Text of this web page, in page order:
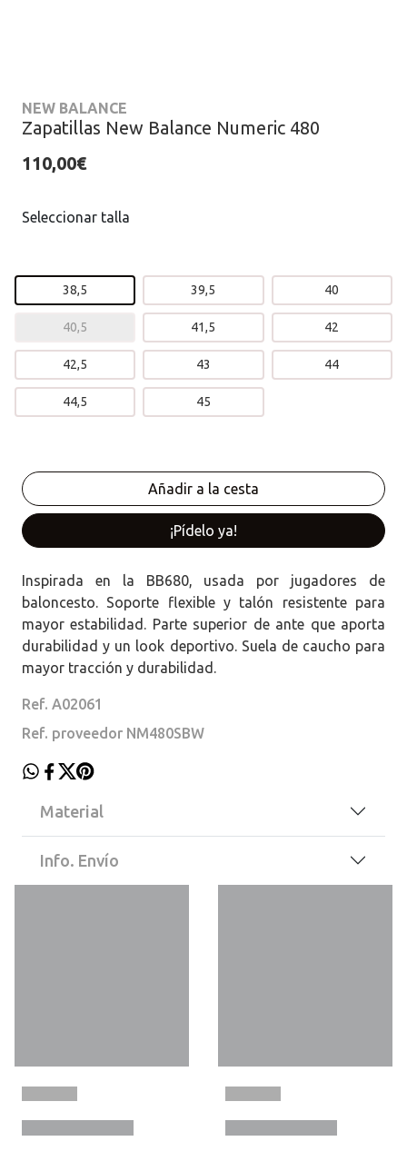
NEW BALANCE
Zapatillas New Balance Numeric 480
110,00€
Seleccionar talla
38,5 39,5 40
40,5 41,5 42
42,5 43 44
44,5 45
¡Pídelo ya!
Inspirada en la BB680, usada por jugadores de
baloncesto. Soporte flexible y talón resistente para
mayor estabilidad. Parte superior de ante que aporta
durabilidad y un look deportivo. Suela de caucho para
mayor tracción y durabilidad.
Ref. A02061
Ref. proveedor NM480SBW
Material
Info. Envío